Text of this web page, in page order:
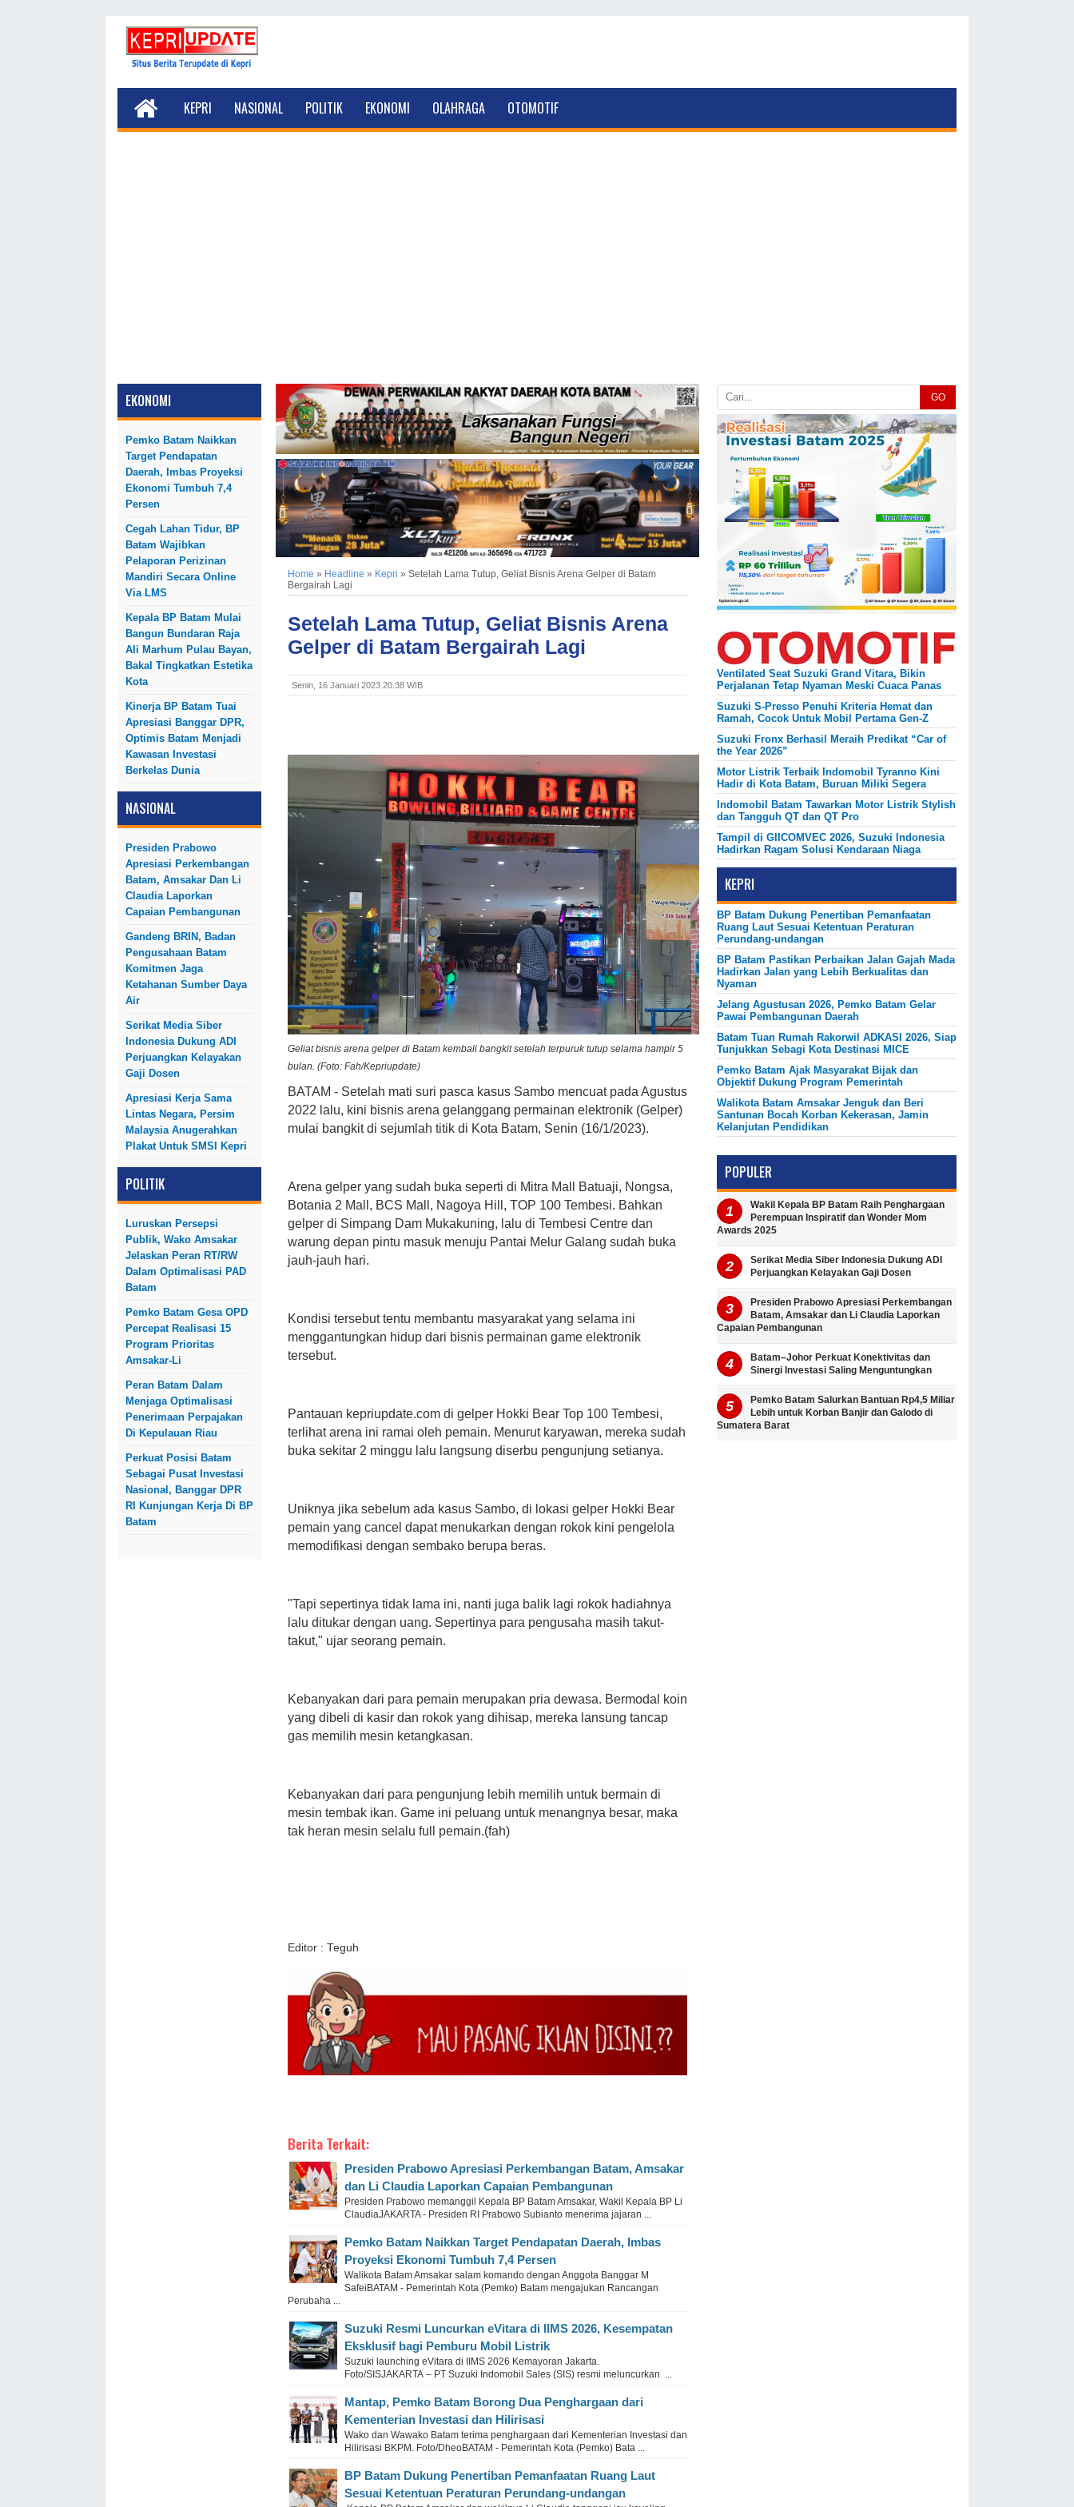
KEPRI NASIONAL POLITIK EKONOMI OLAHRAGA OTOMOTIF
EKONOMI
Pemko Batam Naikkan
Target Pendapatan
Daerah, Imbas Proyeksi
Ekonomi Tumbuh 7,4
Persen
Cegah Lahan Tidur, BP
Batam Wajibkan
Pelaporan Perizinan
Mandiri Secara Online
Via LMS
Kepala BP Batam Mulai
Bangun Bundaran Raja
Ali Marhum Pulau Bayan,
Bakal Tingkatkan Estetika
Kota
Kinerja BP Batam Tuai
Apresiasi Banggar DPR,
Optimis Batam Menjadi
Kawasan Investasi
Berkelas Dunia
NASIONAL
Presiden Prabowo
Apresiasi Perkembangan
Batam, Amsakar Dan Li
Claudia Laporkan
Capaian Pembangunan
Gandeng BRIN, Badan
Pengusahaan Batam
Komitmen Jaga
Ketahanan Sumber Daya
Air
Serikat Media Siber
Indonesia Dukung ADI
Perjuangkan Kelayakan
Gaji Dosen
Apresiasi Kerja Sama
Lintas Negara, Persim
Malaysia Anugerahkan
Plakat Untuk SMSI Kepri
POLITIK
Luruskan Persepsi
Publik, Wako Amsakar
Jelaskan Peran RT/RW
Dalam Optimalisasi PAD
Batam
Pemko Batam Gesa OPD
Percepat Realisasi 15
Program Prioritas
Amsakar-Li
Peran Batam Dalam
Menjaga Optimalisasi
Penerimaan Perpajakan
Di Kepulauan Riau
Perkuat Posisi Batam
Sebagai Pusat Investasi
Nasional, Banggar DPR
RI Kunjungan Kerja Di BP
Batam
Home » Headline » Kepri » Setelah Lama Tutup, Geliat Bisnis Arena Gelper di Batam
Bergairah Lagi
Setelah Lama Tutup, Geliat Bisnis Arena
Gelper di Batam Bergairah Lagi
Senin, 16 Januari 2023 20.38 WIB
Geliat bisnis arena gelper di Batam kembali bangkit setelah terpuruk tutup selama hampir 5
bulan. (Foto: Fah/Kepriupdate)
BATAM - Setelah mati suri pasca kasus Sambo mencuat pada Agustus
2022 lalu, kini bisnis arena gelanggang permainan elektronik (Gelper)
mulai bangkit di sejumlah titik di Kota Batam, Senin (16/1/2023).
Arena gelper yang sudah buka seperti di Mitra Mall Batuaji, Nongsa,
Botania 2 Mall, BCS Mall, Nagoya Hill, TOP 100 Tembesi. Bahkan
gelper di Simpang Dam Mukakuning, lalu di Tembesi Centre dan
warung depan pintu masuk menuju Pantai Melur Galang sudah buka
jauh-jauh hari.
Kondisi tersebut tentu membantu masyarakat yang selama ini
menggantungkan hidup dari bisnis permainan game elektronik
tersebut.
Pantauan kepriupdate.com di gelper Hokki Bear Top 100 Tembesi,
terlihat arena ini ramai oleh pemain. Menurut karyawan, mereka sudah
buka sekitar 2 minggu lalu langsung diserbu pengunjung setianya.
Uniknya jika sebelum ada kasus Sambo, di lokasi gelper Hokki Bear
pemain yang cancel dapat menukarkan dengan rokok kini pengelola
memodifikasi dengan sembako berupa beras.
"Tapi sepertinya tidak lama ini, nanti juga balik lagi rokok hadiahnya
lalu ditukar dengan uang. Sepertinya para pengusaha masih takut-
takut," ujar seorang pemain.
Kebanyakan dari para pemain merupakan pria dewasa. Bermodal koin
yang dibeli di kasir dan rokok yang dihisap, mereka lansung tancap
gas memilih mesin ketangkasan.
Kebanyakan dari para pengunjung lebih memilih untuk bermain di
mesin tembak ikan. Game ini peluang untuk menangnya besar, maka
tak heran mesin selalu full pemain.(fah)
Editor : Teguh
Berita Terkait:
Presiden Prabowo Apresiasi Perkembangan Batam, Amsakar
dan Li Claudia Laporkan Capaian Pembangunan
Presiden Prabowo memanggil Kepala BP Batam Amsakar, Wakil Kepala BP Li
ClaudiaJAKARTA - Presiden RI Prabowo Subianto menerima jajaran ...
Pemko Batam Naikkan Target Pendapatan Daerah, Imbas
Proyeksi Ekonomi Tumbuh 7,4 Persen
Walikota Batam Amsakar salam komando dengan Anggota Banggar M
SafeiBATAM - Pemerintah Kota (Pemko) Batam mengajukan Rancangan
Perubaha ...
Suzuki Resmi Luncurkan eVitara di IIMS 2026, Kesempatan
Eksklusif bagi Pemburu Mobil Listrik
Suzuki launching eVitara di IIMS 2026 Kemayoran Jakarta.
Foto/SISJAKARTA – PT Suzuki Indomobil Sales (SIS) resmi meluncurkan ...
Mantap, Pemko Batam Borong Dua Penghargaan dari
Kementerian Investasi dan Hilirisasi
Wako dan Wawako Batam terima penghargaan dari Kementerian Investasi dan
Hilirisasi BKPM. Foto/DheoBATAM - Pemerintah Kota (Pemko) Bata ...
BP Batam Dukung Penertiban Pemanfaatan Ruang Laut
Sesuai Ketentuan Peraturan Perundang-undangan
GO
Ventilated Seat Suzuki Grand Vitara, Bikin
Perjalanan Tetap Nyaman Meski Cuaca Panas
Suzuki S-Presso Penuhi Kriteria Hemat dan
Ramah, Cocok Untuk Mobil Pertama Gen-Z
Suzuki Fronx Berhasil Meraih Predikat “Car of
the Year 2026”
Motor Listrik Terbaik Indomobil Tyranno Kini
Hadir di Kota Batam, Buruan Miliki Segera
Indomobil Batam Tawarkan Motor Listrik Stylish
dan Tangguh QT dan QT Pro
Tampil di GIICOMVEC 2026, Suzuki Indonesia
Hadirkan Ragam Solusi Kendaraan Niaga
KEPRI
BP Batam Dukung Penertiban Pemanfaatan
Ruang Laut Sesuai Ketentuan Peraturan
Perundang-undangan
BP Batam Pastikan Perbaikan Jalan Gajah Mada
Hadirkan Jalan yang Lebih Berkualitas dan
Nyaman
Jelang Agustusan 2026, Pemko Batam Gelar
Pawai Pembangunan Daerah
Batam Tuan Rumah Rakorwil ADKASI 2026, Siap
Tunjukkan Sebagi Kota Destinasi MICE
Pemko Batam Ajak Masyarakat Bijak dan
Objektif Dukung Program Pemerintah
Walikota Batam Amsakar Jenguk dan Beri
Santunan Bocah Korban Kekerasan, Jamin
Kelanjutan Pendidikan
POPULER
Wakil Kepala BP Batam Raih Penghargaan
Perempuan Inspiratif dan Wonder Mom
Awards 2025
Serikat Media Siber Indonesia Dukung ADI
Perjuangkan Kelayakan Gaji Dosen
Presiden Prabowo Apresiasi Perkembangan
Batam, Amsakar dan Li Claudia Laporkan
Capaian Pembangunan
Batam–Johor Perkuat Konektivitas dan
Sinergi Investasi Saling Menguntungkan
Pemko Batam Salurkan Bantuan Rp4,5 Miliar
Lebih untuk Korban Banjir dan Galodo di
Sumatera Barat